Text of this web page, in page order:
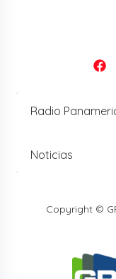
Radio
Noticias
Copyright ©